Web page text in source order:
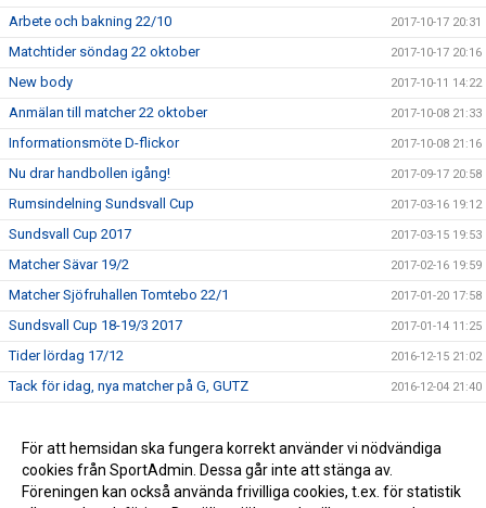
Arbete och bakning 22/10 2017-10-17 20:31
Matchtider söndag 22 oktober 2017-10-17 20:16
New body 2017-10-11 14:22
Anmälan till matcher 22 oktober 2017-10-08 21:33
Informationsmöte D-flickor 2017-10-08 21:16
Nu drar handbollen igång! 2017-09-17 20:58
Rumsindelning Sundsvall Cup 2017-03-16 19:12
Sundsvall Cup 2017 2017-03-15 19:53
Matcher Sävar 19/2 2017-02-16 19:59
Matcher Sjöfruhallen Tomtebo 22/1 2017-01-20 17:58
Sundsvall Cup 18-19/3 2017 2017-01-14 11:25
Tider lördag 17/12 2016-12-15 21:02
Tack för idag, nya matcher på G, GUTZ 2016-12-04 21:40
Nya spelare 2016-09-24 11:21
Säsongsstart 16/17 2016-09-15 21:24
För att hemsidan ska fungera korrekt använder vi nödvändiga
cookies från SportAdmin. Dessa går inte att stänga av.
Föreningen kan också använda frivilliga cookies, t.ex. för statistik